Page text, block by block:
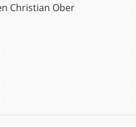
Christian Ober